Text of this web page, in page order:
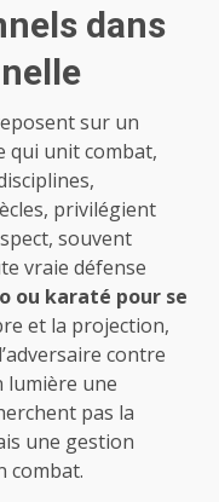
dans
sur un
qui unit combat,
privilégient
souvent
vraie défense
ou karaté pour se
et la projection,
contre
lumière une
pas la
une gestion
combat.